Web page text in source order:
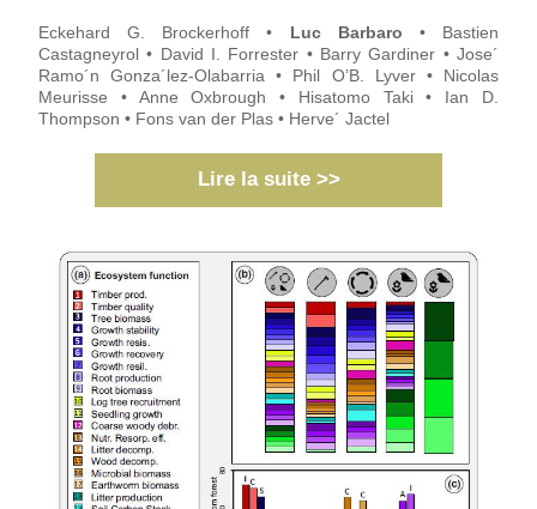
Eckehard G. Brockerhoff • Luc Barbaro • Bastien
Castagneyrol • David I. Forrester • Barry Gardiner • Jose´
Ramo´n Gonza´lez-Olabarria • Phil O’B. Lyver • Nicolas
Meurisse • Anne Oxbrough • Hisatomo Taki • Ian D.
Thompson • Fons van der Plas • Herve´ Jactel
Lire la suite >>